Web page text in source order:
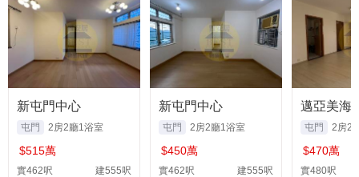
新屯門中心
屯門 2房2廳1浴室
$515萬
實462呎 建555呎
新屯門中心
屯門 2房2廳1浴室
$450萬
實462呎 建555呎
邁亞美海
屯門 2房2
$470萬
實480呎